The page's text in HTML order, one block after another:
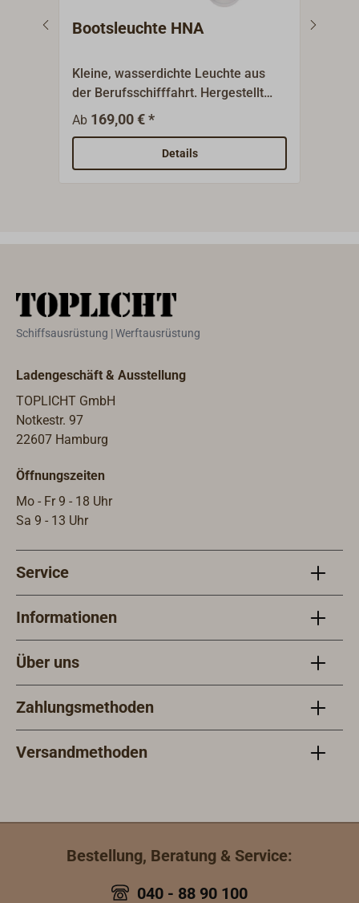
Bootsleuchte HNA
Kleine, wasserdichte Leuchte aus
der Berufsschifffahrt. Hergestellt
aus schwerem Messingguss mit
einer Glasabdeckung. Erhältlich mit
Kabeleinführungen.Schutzklasse
Ab 169,00 € *
Details
Schiffsausrüstung | Werftausrüstung
Ladengeschäft & Ausstellung
TOPLICHT GmbH
Notkestr. 97
22607 Hamburg
Öffnungszeiten
Mo - Fr 9 - 18 Uhr
Sa 9 - 13 Uhr
Service
Informationen
Über uns
Zahlungsmethoden
Versandmethoden
Bestellung, Beratung & Service:
040 - 88 90 100